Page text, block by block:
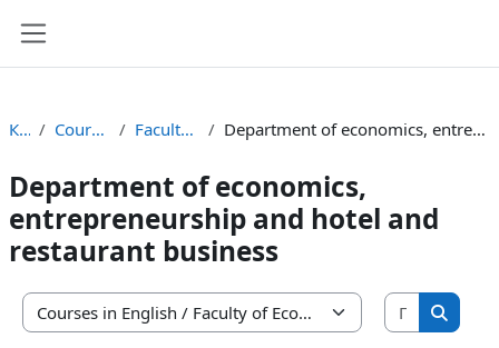
Курси Courses in English Faculty of Economics Department of economics, entrepreneurship and hotel and restaurant business
Department of economics,
entrepreneurship and hotel and
restaurant business
Категорії курсів
Пошук
Пошук